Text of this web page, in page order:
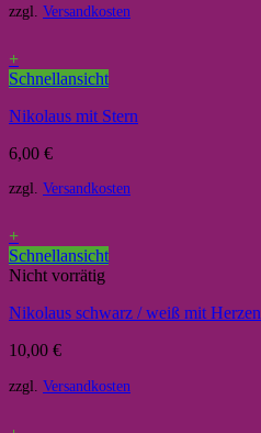
zzgl. Versandkosten
+
Schnellansicht
Nikolaus mit Stern
6,00 €
zzgl. Versandkosten
+
Schnellansicht
Nicht vorrätig
Nikolaus schwarz / weiß mit Herzen
10,00 €
zzgl. Versandkosten